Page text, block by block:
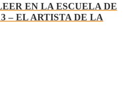
EN LA ESCUELA DE
– EL ARTISTA DE LA